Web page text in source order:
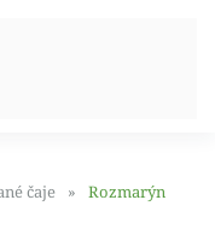
čaje Rozmarýn